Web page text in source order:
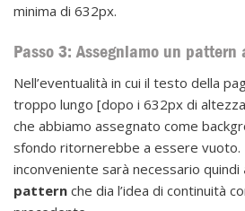
minima di 632px.
Passo 3: Assegniamo un pattern
Nell’eventualità in cui il testo della
troppo lungo [dopo i 632px di altezza
che abbiamo assegnato come
sfondo ritornerebbe a essere
inconveniente sarà necessario quindi
pattern che dia l’idea di continuità